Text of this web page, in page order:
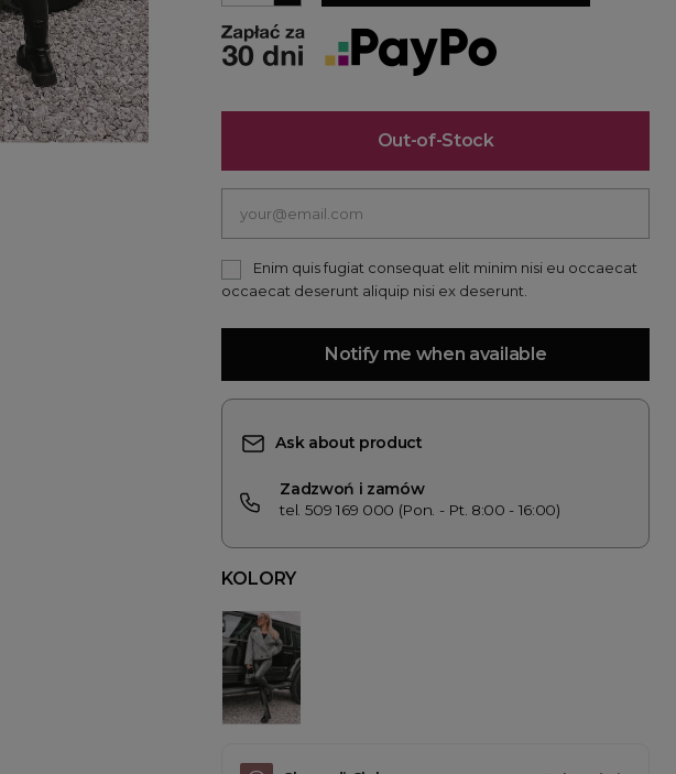
Out-of-Stock
Enim quis fugiat consequat elit minim nisi eu occaecat
occaecat deserunt aliquip nisi ex deserunt.
Notify me when available
Ask about product
Zadzwoń i zamów
tel. 509 169 000 (Pon. - Pt. 8:00 - 16:00)
KOLORY